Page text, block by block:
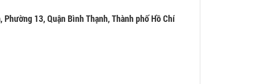
13, Quận Bình Thạnh, Thành phố Hồ Chí